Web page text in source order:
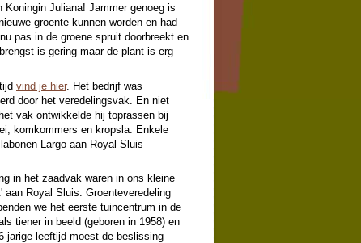
Juliana! Jammer genoeg is
groente kunnen worden en had
pas in de groene spruit doorbreekt en
is gering maar de plant is erg
vind je hier. Het bedrijf was
door het veredelingsvak. En niet
vak ontwikkelde hij toprassen bij
komkommers en kropsla. Enkele
Largo aan Royal Sluis
in het zaadvak waren in ons kleine
aan Royal Sluis. Groenteveredeling
we het eerste tuincentrum in de
tiener in beeld (geboren in 1958) en
jarige leeftijd moest de beslissing